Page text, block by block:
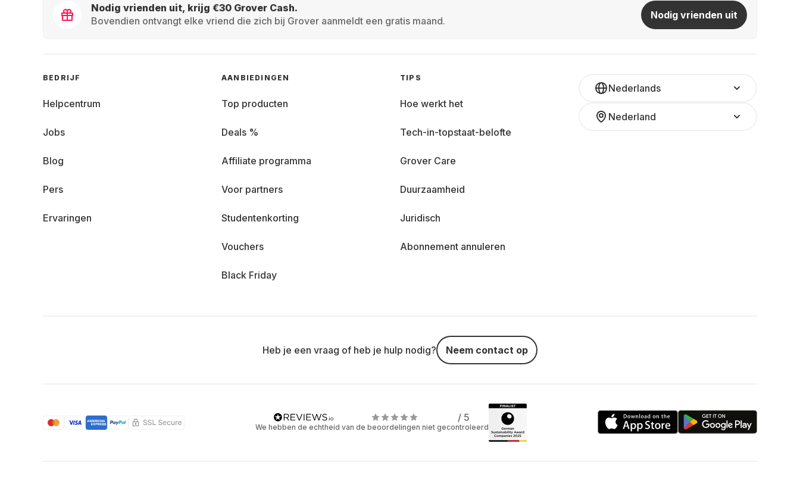
Nodig vrienden uit, krijg €30 Grover Cash.
Bovendien ontvangt elke vriend die zich bij Grover aanmeldt een gratis maand.
Nodig vrienden uit
Nederlands
Nederland
BEDRIJF
Helpcentrum
Jobs
Blog
Pers
Ervaringen
AANBIEDINGEN
Top producten
Deals %
Affiliate programma
Voor partners
Studentenkorting
Vouchers
Black Friday
TIPS
Hoe werkt het
Tech-in-topstaat-belofte
Grover Care
Duurzaamheid
Juridisch
Abonnement annuleren
Heb je een vraag of heb je hulp nodig? Neem contact op
/ 5
We hebben de echtheid van de beoordelingen niet gecontroleerd